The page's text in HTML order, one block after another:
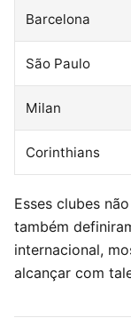
Barcelona
São Paulo
Milan
Corinthians
Esses clubes
também
internacional,
alcançar com